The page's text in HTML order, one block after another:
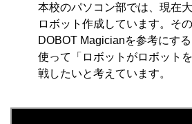
本校のパソコン部では、現在
ロボット作成しています。そ
DOBOT Magicianを参考にす
使って「ロボットがロボット
戦したいと考えています。